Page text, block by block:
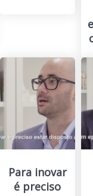
Para inovar
é preciso